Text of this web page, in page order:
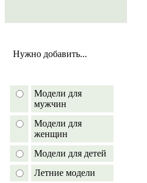
Нужно добавить...
Модели для
мужчин
Модели для
женщин
Модели для детей
Летние модели